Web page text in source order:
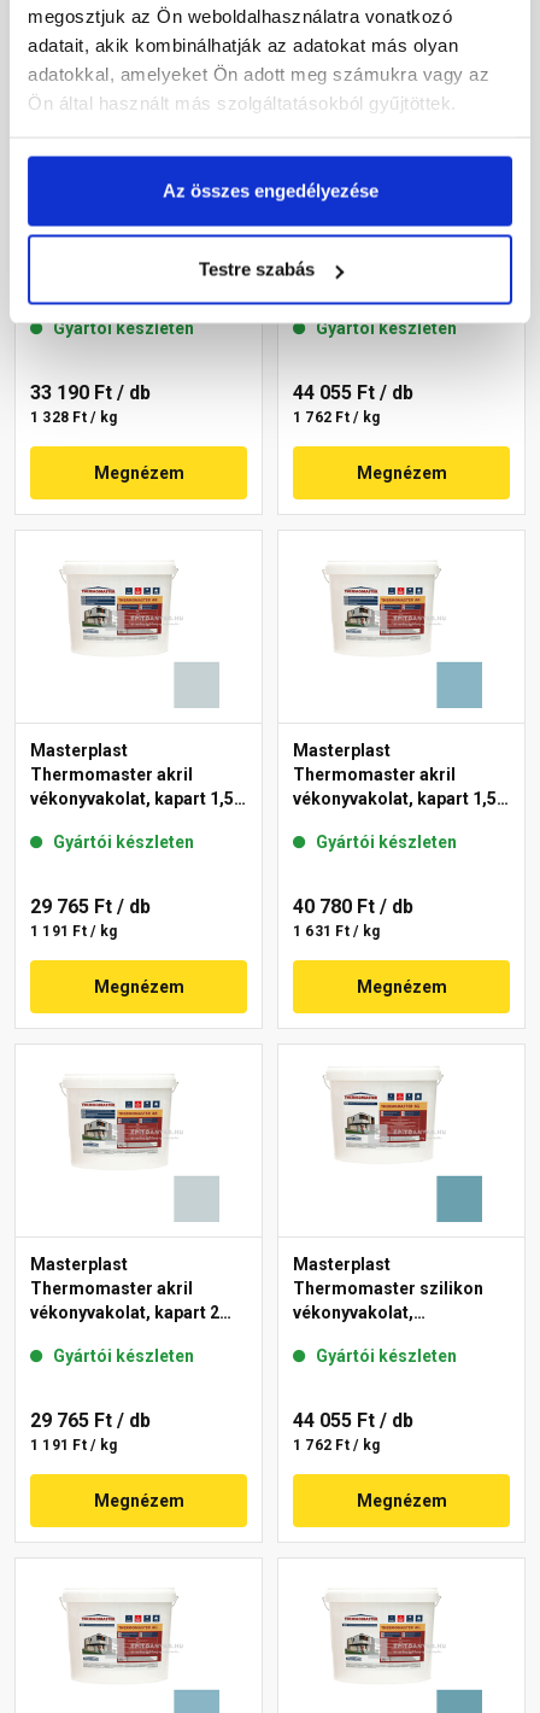
megosztjuk az Ön weboldalhasználatra vonatkozó
adatait, akik kombinálhatják az adatokat más olyan
adatokkal, amelyeket Ön adott meg számukra vagy az
Ön által használt más szolgáltatásokból gyűjtöttek.
Az összes engedélyezése
Testre szabás
Masterplast
Thermomaster szilikon
mm 36-F 25 kg
Gyártói készleten
33 190 Ft / db
1 328 Ft / kg
Megnézem
Masterplast
Thermomaster szilikon
vékonyvakolat, kapart 1,5
mm 36-C 25 kg
Gyártói készleten
44 055 Ft / db
1 762 Ft / kg
Megnézem
Masterplast
Thermomaster akril
vékonyvakolat, kapart 1,5
Gyártói készleten
29 765 Ft / db
1 191 Ft / kg
Megnézem
Masterplast
Thermomaster akril
vékonyvakolat, kapart 1,5
Gyártói készleten
40 780 Ft / db
1 631 Ft / kg
Megnézem
Masterplast
Thermomaster akril
vékonyvakolat, kapart 2
Gyártói készleten
29 765 Ft / db
1 191 Ft / kg
Megnézem
Masterplast
Thermomaster szilikon
vékonyvakolat,
36-C 25 kg
Gyártói készleten
44 055 Ft / db
1 762 Ft / kg
Megnézem